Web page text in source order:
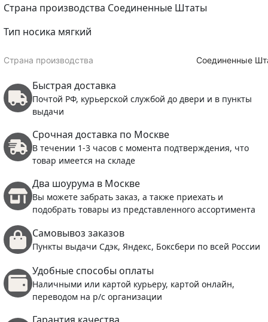
Страна производства Соединенные Штаты
Тип носика мягкий
Страна производства Соединенные
Быстрая доставка
Почтой РФ, курьерской службой до двери и в пункты
выдачи
Срочная доставка по Москве
В течении 1-3 часов с момента подтверждения, что
товар имеется на складе
Два шоурума в Москве
Вы можете забрать заказ, а также приехать и
подобрать товары из представленного ассортимента
Самовывоз заказов
Пункты выдачи Сдэк, Яндекс, Боксбери по всей России
Удобные способы оплаты
Наличными или картой курьеру, картой онлайн,
переводом на р/с организации